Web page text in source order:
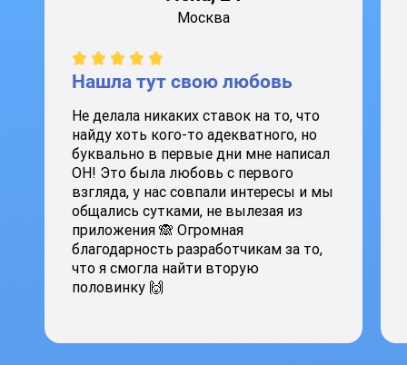
Москва
Нашла тут свою любовь
Не делала никаких ставок на то, что
найду хоть кого-то адекватного, но
буквально в первые дни мне написал
ОН! Это была любовь с первого
взгляда, у нас совпали интересы и мы
общались сутками, не вылезая из
приложения 🙈 Огромная
благодарность разработчикам за то,
что я смогла найти вторую
половинку 🙌